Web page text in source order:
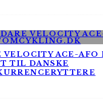
VELOCITY ACE-AFO
TIL DANSKE